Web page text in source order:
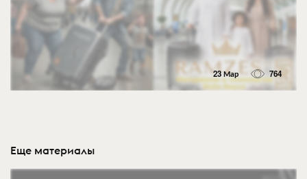
23 Мар 764
Еще материалы